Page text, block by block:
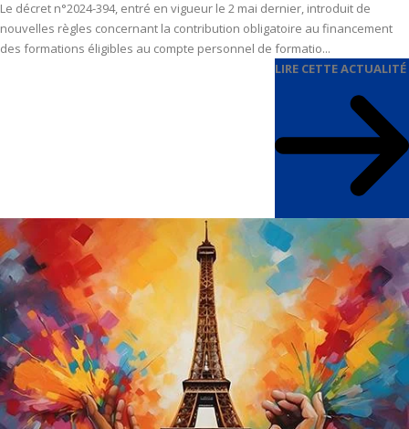
Le décret n°2024-394, entré en vigueur le 2 mai dernier, introduit de
nouvelles règles concernant la contribution obligatoire au financement
des formations éligibles au compte personnel de formatio...
LIRE CETTE ACTUALITÉ